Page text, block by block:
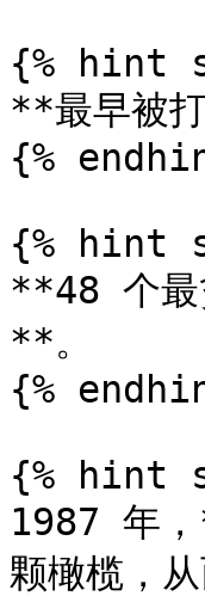
{% hint
**最早被
{%
{% hint
**48 个最
**。
{%
{% hint
1987 年
颗橄榄，